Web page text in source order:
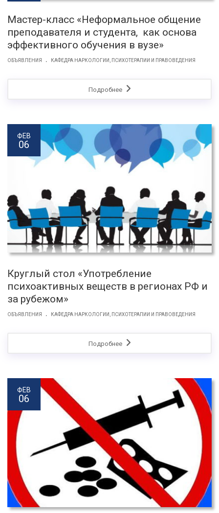
Мастер-класс «Неформальное общение
преподавателя и студента, как основа
эффективного обучения в вузе»
ОБЪЯВЛЕНИЯ . КАФЕДРА НАРКОЛОГИИ, ПСИХОТЕРАПИИ И ПРАВОВЕДЕНИЯ
Подробнее
ФЕВ
06
Круглый стол «Употребление
психоактивных веществ в регионах РФ и
за рубежом»
ОБЪЯВЛЕНИЯ . КАФЕДРА НАРКОЛОГИИ, ПСИХОТЕРАПИИ И ПРАВОВЕДЕНИЯ
Подробнее
ФЕВ
06